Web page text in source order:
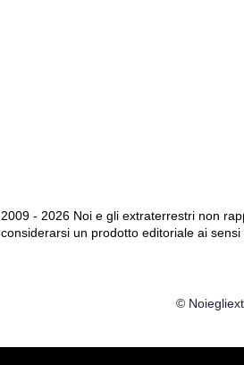
2009 - 2026 Noi e gli extraterrestri non
considerarsi un prodotto editoriale ai sensi
©